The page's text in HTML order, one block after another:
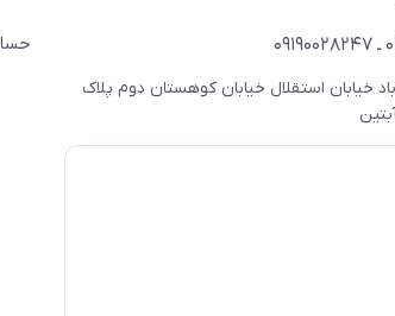
خیابان استقلال خیابان کوهستان دوم پلاک